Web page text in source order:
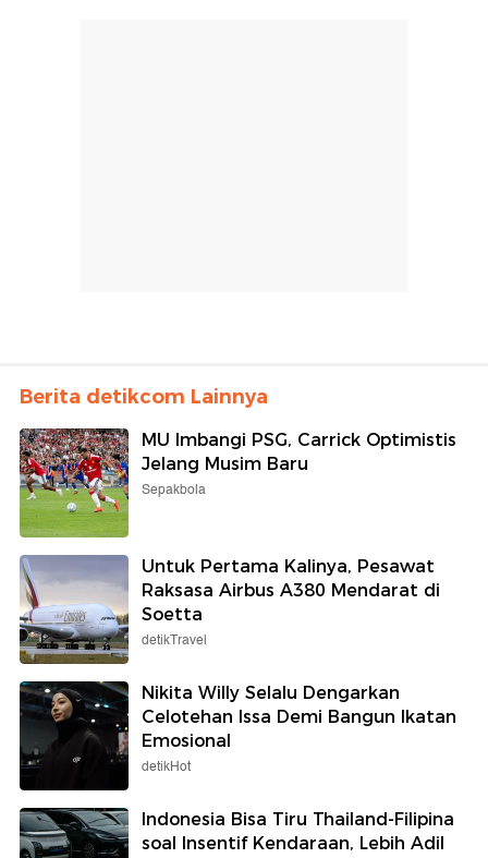
Berita detikcom Lainnya
MU Imbangi PSG, Carrick Optimistis
Jelang Musim Baru
Sepakbola
Untuk Pertama Kalinya, Pesawat
Raksasa Airbus A380 Mendarat di
Soetta
detikTravel
Nikita Willy Selalu Dengarkan
Celotehan Issa Demi Bangun Ikatan
Emosional
detikHot
Indonesia Bisa Tiru Thailand-Filipina
soal Insentif Kendaraan, Lebih Adil